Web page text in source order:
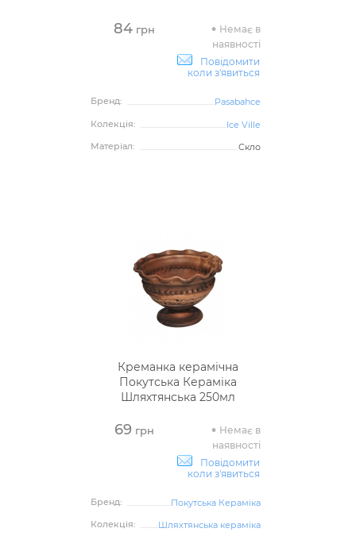
84 грн
Немає в
наявності
Повідомити
коли з'явиться
Бренд:
Pasabahce
Колекція:
Ice Ville
Матеріал:
Скло
Креманка керамічна
Покутська Кераміка
Шляхтянська 250мл
69 грн
Немає в
наявності
Повідомити
коли з'явиться
Бренд:
Покутська Кераміка
Колекція:
Шляхтянська кераміка